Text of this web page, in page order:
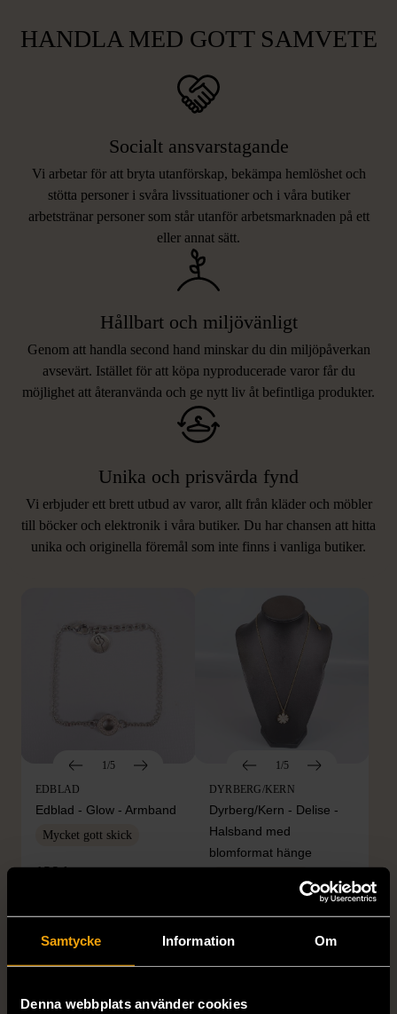
Samtycke Information Om
Denna webbplats använder cookies
HANDLA MED GOTT SAMVETE
Socialt ansvarstagande
Vi arbetar för att bryta utanförskap, bekämpa hemlöshet och
stötta personer i svåra livssituationer och i våra butiker
arbetstränar personer som står utanför arbetsmarknaden på ett
eller annat sätt.
Hållbart och miljövänligt
Genom att handla second hand minskar du din miljöpåverkan
avsevärt. Istället för att köpa nyproducerade varor får du
möjlighet att återanvända och ge nytt liv åt befintliga produkter.
Unika och prisvärda fynd
Vi erbjuder ett brett utbud av varor, allt från kläder och möbler
till böcker och elektronik i våra butiker. Du har chansen att hitta
unika och originella föremål som inte finns i vanliga butiker.
LIKNANDE PRODUKTER
Hitta produkter som påminner om denna
1/5
EDBLAD
Edblad - Glow - Armband
Mycket gott skick
129 kr
1/5
DYRBERG/KERN
Dyrberg/Kern - Delise -
Halsband med
blomformat hänge
249 kr